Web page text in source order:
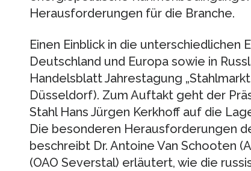
Herausforderungen für die Branche.
Einen Einblick in die unterschiedlichen
Deutschland und Europa sowie in
Handelsblatt Jahrestagung „Stahlmarkt
Düsseldorf). Zum Auftakt geht der
Stahl Hans Jürgen Kerkhoff auf die
Die besonderen Herausforderungen
beschreibt Dr. Antoine Van Schooten
(OAO Severstal) erläutert, wie die